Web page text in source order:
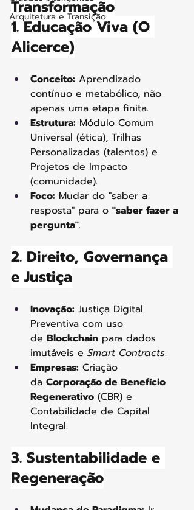
Arquitetura e Transição
Transformação
1. Educação Viva (O
Alicerce)
Conceito: Aprendizado
contínuo e metabólico, não
apenas uma etapa finita.
Estrutura: Módulo Comum
Universal (ética), Trilhas
Personalizadas (talentos) e
Projetos de Impacto
(comunidade).
Foco: Mudar do "saber a
resposta" para o "saber fazer a
pergunta".
2. Direito, Governança
e Justiça
Inovação: Justiça Digital
Preventiva com uso
de Blockchain para dados
imutáveis e Smart Contracts.
Empresas: Criação
da Corporação de Benefício
Regenerativo (CBR) e
Contabilidade de Capital
Integral.
3. Sustentabilidade e
Regeneração